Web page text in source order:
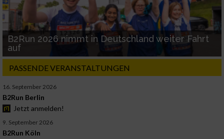
B2Run 2026 nimmt in Deutschland weiter Fahrt
auf
PASSENDE VERANSTALTUNGEN
16. September 2026
B2Run Berlin
Jetzt anmelden!
9. September 2026
B2Run Köln